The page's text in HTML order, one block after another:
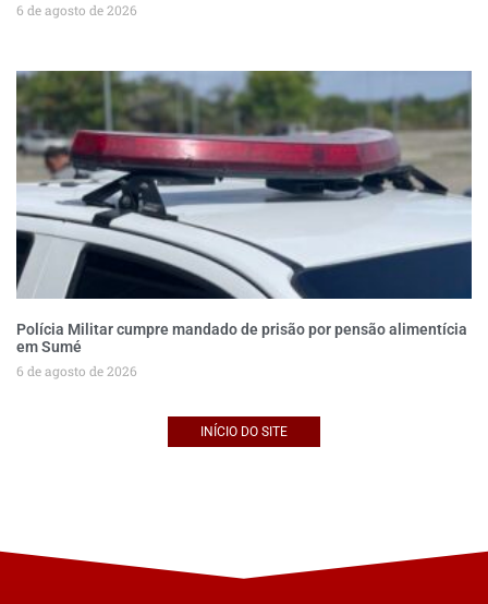
6 de agosto de 2026
Polícia Militar cumpre mandado de prisão por pensão alimentícia
em Sumé
6 de agosto de 2026
INÍCIO DO SITE